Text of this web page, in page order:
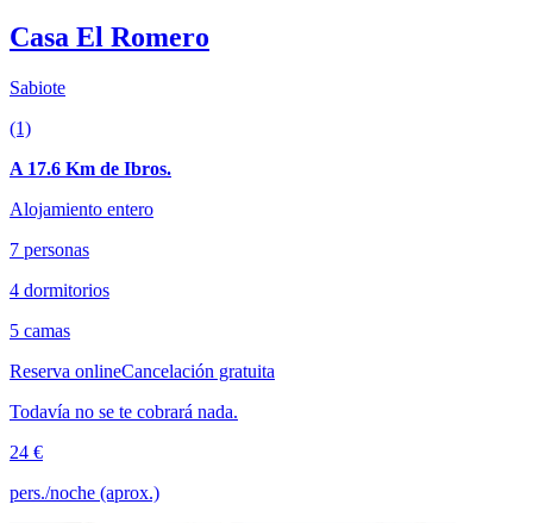
Casa El Romero
Sabiote
(1)
A 17.6 Km de Ibros.
Alojamiento entero
7 personas
4 dormitorios
5 camas
Reserva onlineCancelación gratuita
Todavía no se te cobrará nada.
24 €
pers./noche (aprox.)